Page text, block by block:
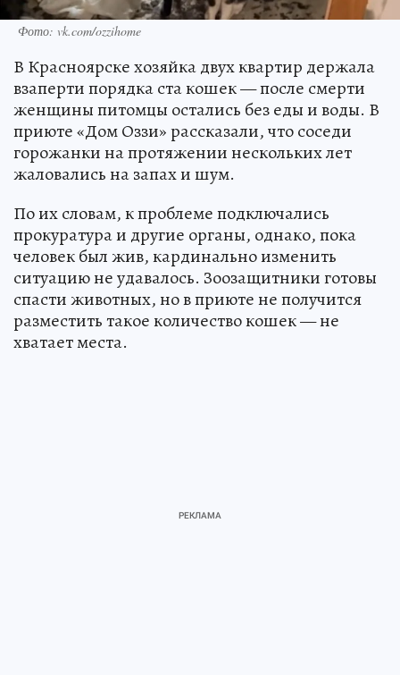
Фото: vk.com/ozzihome
В Красноярске хозяйка двух квартир держала
взаперти порядка ста кошек — после смерти
женщины питомцы остались без еды и воды. В
приюте «Дом Оззи» рассказали, что соседи
горожанки на протяжении нескольких лет
жаловались на запах и шум.
По их словам, к проблеме подключались
прокуратура и другие органы, однако, пока
человек был жив, кардинально изменить
ситуацию не удавалось. Зоозащитники готовы
спасти животных, но в приюте не получится
разместить такое количество кошек — не
хватает места.